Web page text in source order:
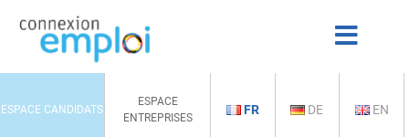
ESPACE CANDIDATS
ESPACE
ENTREPRISES
FR DE EN